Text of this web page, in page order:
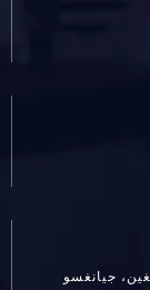
جيانغسو